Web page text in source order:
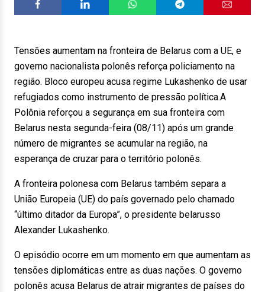
Tensões aumentam na fronteira de Belarus com a UE, e
governo nacionalista polonês reforça policiamento na
região. Bloco europeu acusa regime Lukashenko de usar
refugiados como instrumento de pressão política.A
Polônia reforçou a segurança em sua fronteira com
Belarus nesta segunda-feira (08/11) após um grande
número de migrantes se acumular na região, na
esperança de cruzar para o território polonês.
A fronteira polonesa com Belarus também separa a
União Europeia (UE) do país governado pelo chamado
“último ditador da Europa”, o presidente belarusso
Alexander Lukashenko.
O episódio ocorre em um momento em que aumentam as
tensões diplomáticas entre as duas nações. O governo
polonês acusa Belarus de atrair migrantes de países do